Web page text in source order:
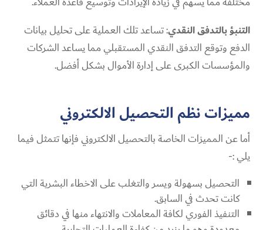
التنبؤ بالتدفق النقدي: تساعد تلك العملية على تحليل بيانات
الدفع وتوقع التدفق النقدي المستقبلي مما يساعد الشركات
والمؤسسات الكبرى على إدارة الأموال بشكل أفضل.
مميزات نظم التحصيل الالكتروني
أما عن المميزات الخاصة بالتحصيل الالكتروني فإنها تتمثل فيما
يلي :-
التحصيل بسهولة ويسر والتغلب على الاخطاء البشرية التي
كانت تحدث في السابق.
التنفيذ الفوري لكافة المعاملات والانتهاء منها في دقائق